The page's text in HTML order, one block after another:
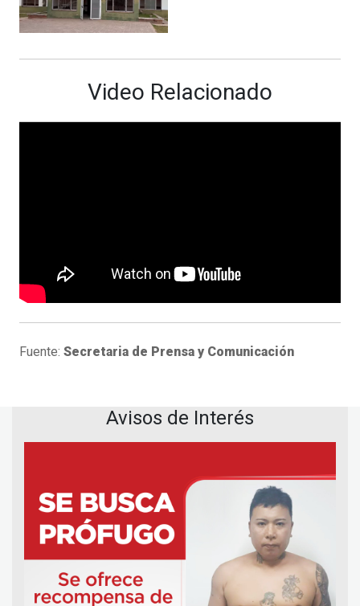
Video Relacionado
Fuente: Secretaria de Prensa y Comunicación
Avisos de Interés